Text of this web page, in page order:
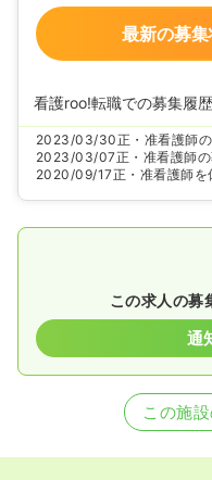
最新の募
看護roo!転職での募集履歴
2023/03/30正・准看護師
2023/03/07正・准看護師
2020/09/17正・准看護師を
この求人の募
通
この施